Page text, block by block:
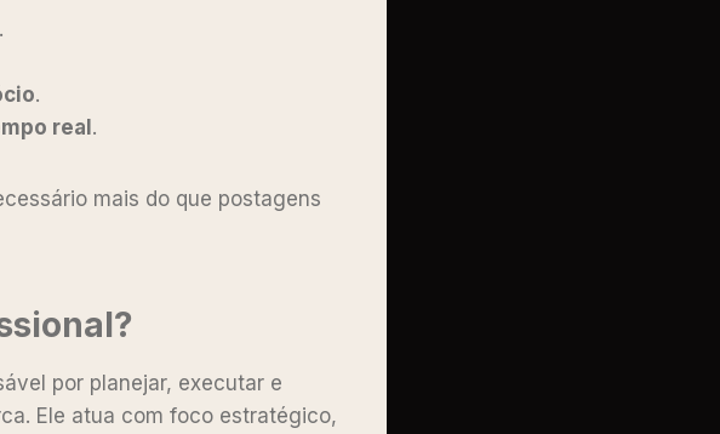
.
.
real .
mais do que postagens
por planejar, executar e
Ele atua com foco estratégico,